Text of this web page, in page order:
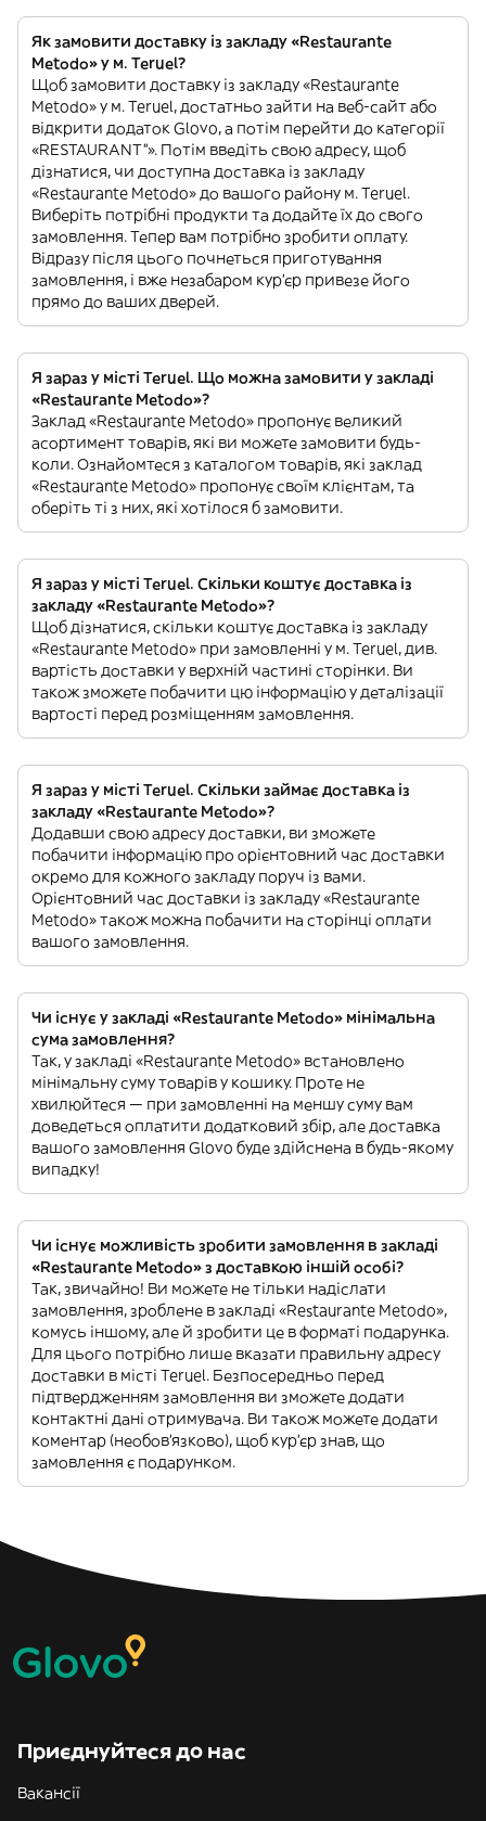
Як замовити доставку із закладу «Restaurante
Metodo» у м. Teruel?
Щоб замовити доставку із закладу «Restaurante
Metodo» у м. Teruel, достатньо зайти на веб-сайт або
відкрити додаток Glovo, а потім перейти до категорії
«RESTAURANT”». Потім введіть свою адресу, щоб
дізнатися, чи доступна доставка із закладу
«Restaurante Metodo» до вашого району м. Teruel.
Виберіть потрібні продукти та додайте їх до свого
замовлення. Тепер вам потрібно зробити оплату.
Відразу після цього почнеться приготування
замовлення, і вже незабаром кур'єр привезе його
прямо до ваших дверей.
Я зараз у місті Teruel. Що можна замовити у закладі
«Restaurante Metodo»?
Заклад «Restaurante Metodo» пропонує великий
асортимент товарів, які ви можете замовити будь-
коли. Ознайомтеся з каталогом товарів, які заклад
«Restaurante Metodo» пропонує своїм клієнтам, та
оберіть ті з них, які хотілося б замовити.
Я зараз у місті Teruel. Скільки коштує доставка із
закладу «Restaurante Metodo»?
Щоб дізнатися, скільки коштує доставка із закладу
«Restaurante Metodo» при замовленні у м. Teruel, див.
вартість доставки у верхній частині сторінки. Ви
також зможете побачити цю інформацію у деталізації
вартості перед розміщенням замовлення.
Я зараз у місті Teruel. Скільки займає доставка із
закладу «Restaurante Metodo»?
Додавши свою адресу доставки, ви зможете
побачити інформацію про орієнтовний час доставки
окремо для кожного закладу поруч із вами.
Орієнтовний час доставки із закладу «Restaurante
Metodo» також можна побачити на сторінці оплати
вашого замовлення.
Чи існує у закладі «Restaurante Metodo» мінімальна
сума замовлення?
Так, у закладі «Restaurante Metodo» встановлено
мінімальну суму товарів у кошику. Проте не
хвилюйтеся — при замовленні на меншу суму вам
доведеться оплатити додатковий збір, але доставка
вашого замовлення Glovo буде здійснена в будь-якому
випадку!
Чи існує можливість зробити замовлення в закладі
«Restaurante Metodo» з доставкою іншій особі?
Так, звичайно! Ви можете не тільки надіслати
замовлення, зроблене в закладі «Restaurante Metodo»,
комусь іншому, але й зробити це в форматі подарунка.
Для цього потрібно лише вказати правильну адресу
доставки в місті Teruel. Безпосередньо перед
підтвердженням замовлення ви зможете додати
контактні дані отримувача. Ви також можете додати
коментар (необов'язково), щоб кур'єр знав, що
замовлення є подарунком.
Приєднуйтеся до нас
Вакансії